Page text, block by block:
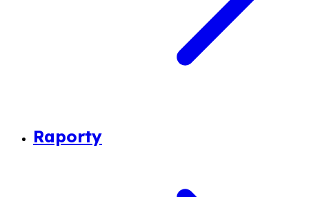
Raporty